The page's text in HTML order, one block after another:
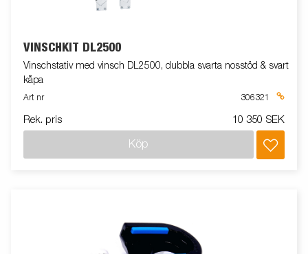
VINSCHKIT DL2500
Vinschstativ med vinsch DL2500, dubbla svarta nosstöd & svart
kåpa
Art nr 306321
Rek. pris 10 350 SEK
Köp